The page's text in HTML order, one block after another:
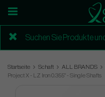
Startseite Schaft ALL BRANDS
Project X - LZ Iron 0.355" - Single Shafts